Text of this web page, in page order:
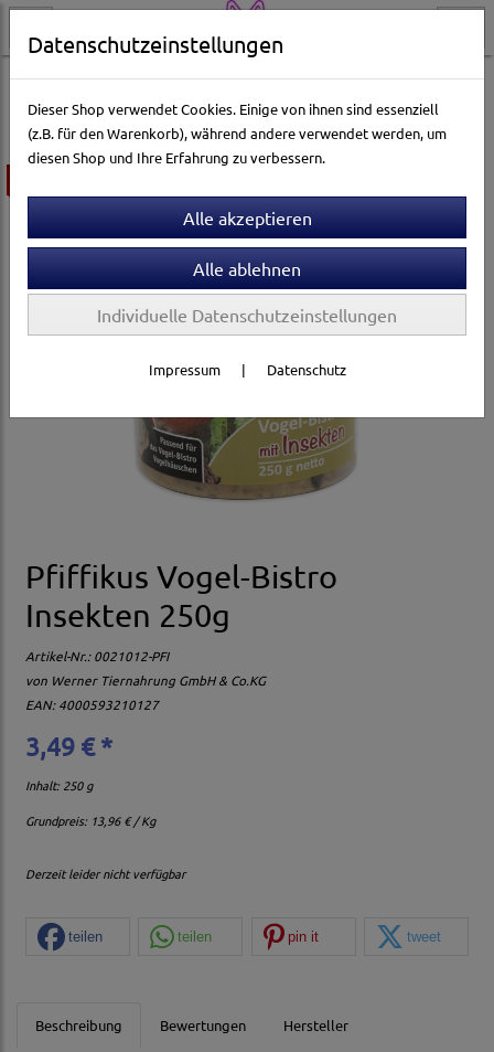
Vogelwelt Gartenvogelfutter Pfiffikus
Pfiffikus Vogel-Bistro
Insekten 250g
Artikel-Nr.:0021012-PFI
von Werner Tiernahrung GmbH & Co.KG
EAN: 4000593210127
3,49 € *
Inhalt: 250 g
Grundpreis: 13,96 € / Kg
Derzeit leider nicht verfügbar
teilen teilen pin it tweet
Beschreibung Bewertungen Hersteller
Datenschutzeinstellungen
Dieser Shop verwendet Cookies. Einige von ihnen sind essenziell
(z.B. für den Warenkorb), während andere verwendet werden, um
diesen Shop und Ihre Erfahrung zu verbessern.
Individuelle Datenschutzeinstellungen
Impressum | Datenschutz